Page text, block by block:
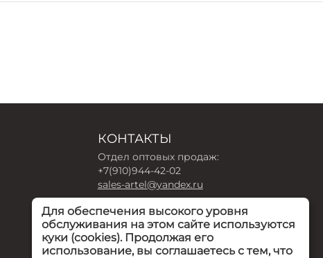
КОНТАКТЫ
Отдел оптовых продаж:
+7(910)944-42-02
sales-artel@yandex.ru
Интернет-магазин:
+7(910)940-16-54
arteldeti-zakaz@yandex.ru
Для обеспечения высокого уровня
обслуживания на этом сайте используются
куки (cookies). Продолжая его
использование, вы соглашаетесь с тем, что